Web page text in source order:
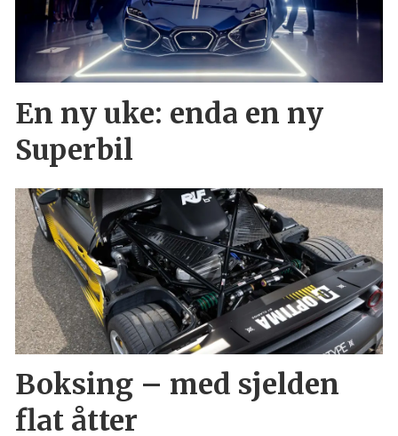
En ny uke: enda en ny
Superbil
Boksing – med sjelden
flat åtter